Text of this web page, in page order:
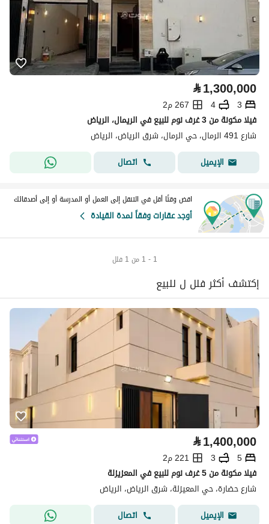
⃁1,300,000
3
4
267 م2
فيلا مكونة من 3 غرف نوم للبيع في الريمال، الرياض
شارع 491 الرمال، حي الرمال، شرق الرياض، الرياض
الإيميل
اتصال
اقض وقتًا أقل في التنقل إلى العمل أو المدرسة أو إلى أصدقائك
أوجد عقارات وفقاً لمدة القيادة
1 - 1 من 1 فلل
إكتشف أكثر فلل ل للبيع
⃁1,400,000
5
3
221 م2
فيلا مكونة من 5 غرف نوم للبيع في المعزيزلة
شارع حضارة، حي المعيزلة، شرق الرياض، الرياض
الإيميل
اتصال